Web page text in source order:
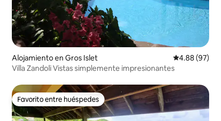
Alojamiento en Gros Islet Calificación
4.88 (97)
Villa Zandoli Vistas simplemente impresionantes
Favorito entre huéspedes
Favorito entre huéspedes